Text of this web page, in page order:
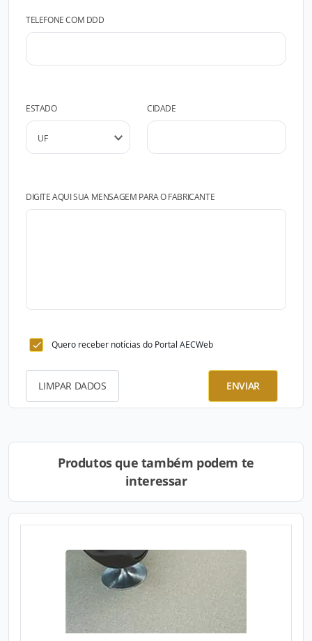
TELEFONE COM DDD
ESTADO CIDADE
DIGITE AQUI SUA MENSAGEM PARA O FABRICANTE
Quero receber notícias do Portal AECWeb
LIMPAR DADOS ENVIAR
Produtos que também podem te
interessar